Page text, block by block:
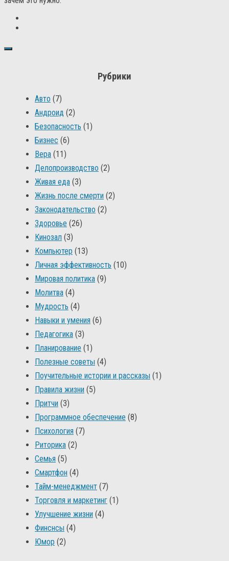
Рубрики
Авто (7)
Андроид (2)
Безопасность (1)
Бизнес (6)
Вера (11)
Делопроизводство (2)
Живая еда (3)
Жизнь после смерти (2)
Законодательство (2)
Здоровье (26)
Кинозал (3)
Компьютер (13)
Личная эффективность (10)
Мировая политика (9)
Молитва (4)
Мудрость (4)
Навыки и умения (6)
Педагогика (3)
Планирование (1)
Полезные советы (4)
Поучительные истории и рассказы (1)
Правила жизни (5)
Притчи (3)
Программное обеспечение (8)
Психология (7)
Риторика (2)
Семья (5)
Смартфон (4)
Тайм-менеджмент (7)
Торговля и маркетинг (1)
Улучшение жизни (4)
Финснсы (4)
Юмор (2)